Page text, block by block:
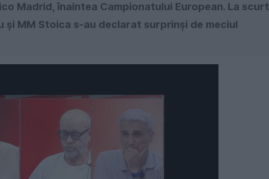
Madrid, înaintea Campionatului European. La scurt
MM Stoica s-au declarat surprinși de meciul